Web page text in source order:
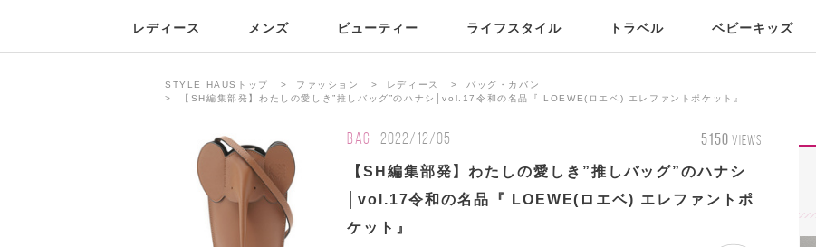
レディース メンズ ビューティー ライフスタイル トラベル ベビーキッズ
STYLE HAUSトップ ファッション レディース
バッグ・カバン
【SH編集部発】わたしの愛しき”推しバッグ”のハナシ│vol.17令和の名品『 LOEWE(ロエベ) エレファントポケット』
BAG 2022/12/05 5150 VIEWS
【SH編集部発】わたしの愛しき”推しバッグ”のハナシ
│vol.17令和の名品『 LOEWE(ロエベ) エレファントポ
ケット』